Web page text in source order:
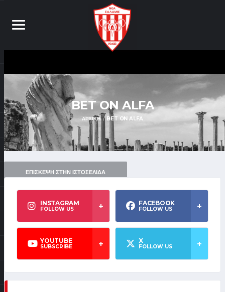
BET ON ALFA
ΑΡΧΙΚΉ BET ON ALFA
ΕΠΊΣΚΕΨΗ ΣΤΗΝ ΙΣΤΟΣΕΛΊΔΑ
INSTAGRAM
FOLLOW US
FACEBOOK
FOLLOW US
YOUTUBE
SUBSCRIBE
X
FOLLOW US